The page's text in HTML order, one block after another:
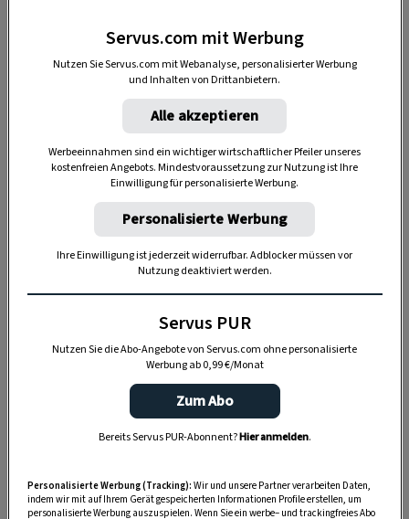
Handwerk und Kulinarik, Menschen und ihre
Geschichten - diebesten Sendungen von
gibt es hier zum Nachsehen.
„Servus Garten“ auf WhatsApp
Servus.com mit Werbung
Nutzen Sie Servus.com mit Webanalyse, personalisierter Werbung
und Inhalten von Drittanbietern.
Alle akzeptieren
Werbeeinnahmen sind ein wichtiger wirtschaftlicher Pfeiler unseres
kostenfreien Angebots. Mindestvoraussetzung zur Nutzung ist Ihre
Einwilligung für personalisierte Werbung.
Personalisierte Werbung
Ihre Einwilligung ist jederzeit widerrufbar. Adblocker müssen vor
Nutzung deaktiviert werden.
Servus PUR
Nutzen Sie die Abo-Angebote von Servus.com ohne personalisierte
Werbung ab 0,99 €/Monat
Zum Abo
Bereits Servus PUR-Abonnent?Hier anmelden.
Personalisierte Werbung (Tracking): Wir und unsere Partner verarbeiten Daten,
indem wir mit auf Ihrem Gerät gespeicherten Informationen Profile erstellen, um
personalisierte Werbung auszuspielen. Wenn Sie ein werbe– und trackingfreies Abo